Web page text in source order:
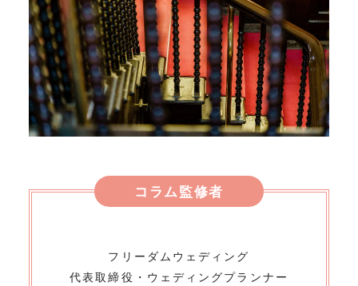
コラム監修者
フリーダムウェディング
代表取締役・ウェディングプランナー